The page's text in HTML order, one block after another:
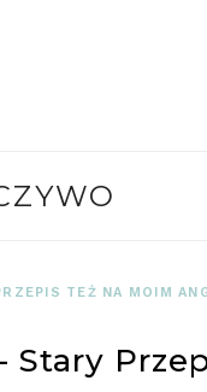
TEŻ NA MOIM
Stary